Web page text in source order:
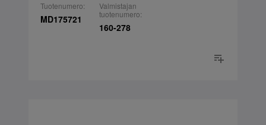
Tuotenumero:
MD175721
Valmistajan
tuotenumero:
160-278